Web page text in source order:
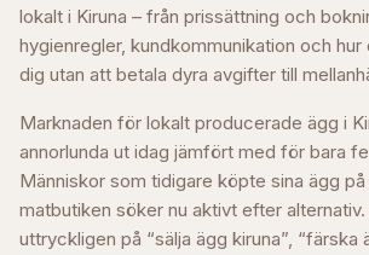
lokalt i Kiruna – från prissättning och
hygienregler, kundkommunikation och
dig utan att betala dyra avgifter till
Marknaden för lokalt producerade ägg i
annorlunda ut idag jämfört med för bara
Människor som tidigare köpte sina ägg
matbutiken söker nu aktivt efter
uttryckligen på “sälja ägg kiruna”, “färska